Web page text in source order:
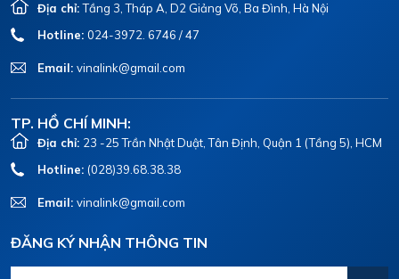
Địa chỉ:Tầng 3, Tháp A, D2 Giảng Võ, Ba Đình, Hà Nội
Hotline: 024-3972. 6746 / 47
Email: vinalink@gmail.com
TP. HỒ CHÍ MINH:
Địa chỉ: 23 -25 Trần Nhật Duật, Tân Định, Quận 1 (Tầng 5), HCM
Hotline: (028)39.68.38.38
Email: vinalink@gmail.com
ĐĂNG KÝ NHẬN THÔNG TIN